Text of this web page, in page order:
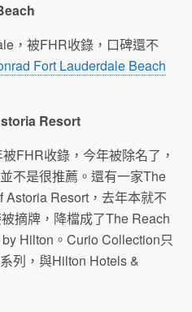
，被FHR收錄，口碑還不
Fort Lauderdale Beach
Resort
FHR收錄，今年被除名了，
不是很推薦。還有一家The
Astoria Resort，去年本就不
摘牌，降檔成了The Reach
Hilton。Curio Collection只
列，與Hilton Hotels &